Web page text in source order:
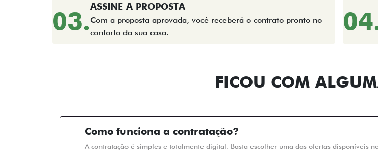
03.
ASSINE A PROPOSTA
Com a proposta aprovada, você receberá o contrato pronto no
conforto da sua casa.
FICOU COM
Como funciona a contratação?
A contratação é simples e totalmente digital. Basta escolher uma das ofertas disponíveis